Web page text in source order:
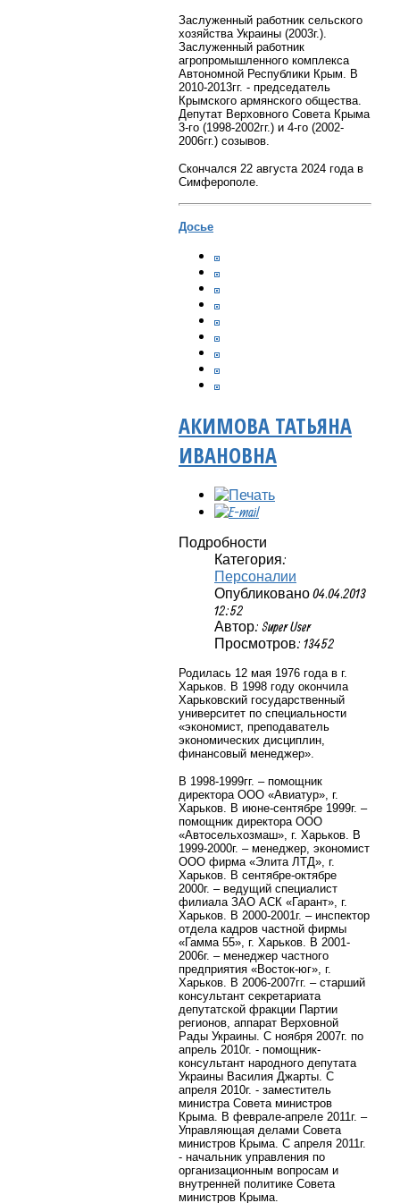
Заслуженный работник сельского
хозяйства Украины (2003г.).
Заслуженный работник
агропромышленного комплекса
Автономной Республики Крым. В
2010-2013гг. - председатель
Крымского армянского общества.
Депутат Верховного Совета Крыма
3-го (1998-2002гг.) и 4-го (2002-
2006гг.) созывов.
Скончался 22 августа 2024 года в
Симферополе.
Досье
АКИМОВА ТАТЬЯНА
ИВАНОВНА
Подробности
Категория:
Персоналии
Опубликовано 04.04.2013
12:52
Автор: Super User
Просмотров: 13452
Родилась 12 мая 1976 года в г.
Харьков. В 1998 году окончила
Харьковский государственный
университет по специальности
«экономист, преподаватель
экономических дисциплин,
финансовый менеджер».
В 1998-1999гг. – помощник
директора ООО «Авиатур», г.
Харьков. В июне-сентябре 1999г. –
помощник директора ООО
«Автосельхозмаш», г. Харьков. В
1999-2000г. – менеджер, экономист
ООО фирма «Элита ЛТД», г.
Харьков. В сентябре-октябре
2000г. – ведущий специалист
филиала ЗАО АСК «Гарант», г.
Харьков. В 2000-2001г. – инспектор
отдела кадров частной фирмы
«Гамма 55», г. Харьков. В 2001-
2006г. – менеджер частного
предприятия «Восток-юг», г.
Харьков. В 2006-2007гг. – старший
консультант секретариата
депутатской фракции Партии
регионов, аппарат Верховной
Рады Украины. С ноября 2007г. по
апрель 2010г. - помощник-
консультант народного депутата
Украины Василия Джарты. С
апреля 2010г. - заместитель
министра Совета министров
Крыма. В феврале-апреле 2011г. –
Управляющая делами Совета
министров Крыма. С апреля 2011г.
- начальник управления по
организационным вопросам и
внутренней политике Совета
министров Крыма.